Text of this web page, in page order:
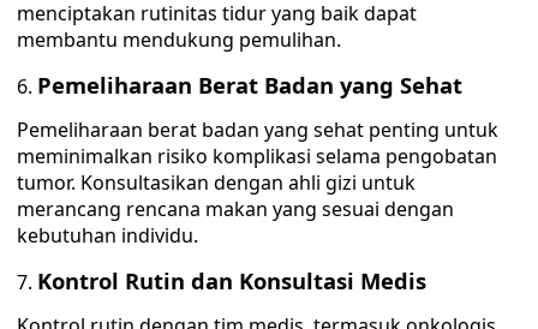
menciptakan rutinitas tidur yang baik dapat
membantu mendukung pemulihan.
Pemeliharaan Berat Badan yang Sehat
Pemeliharaan berat badan yang sehat penting untuk
meminimalkan risiko komplikasi selama pengobatan
tumor. Konsultasikan dengan ahli gizi untuk
merancang rencana makan yang sesuai dengan
kebutuhan individu.
Kontrol Rutin dan Konsultasi Medis